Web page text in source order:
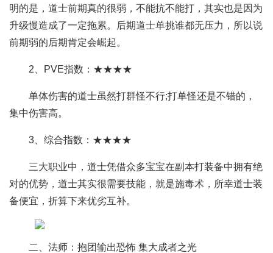
明的是，道士前期真的很弱，不能抗不能打，其实也是因为
升级慢造成了一定拖累。后期道士单挑谁都无压力，所以说
前期弱的后期肯定会崛起。
2、PVE指数：★★★★
单体伤害的道士虽然打群怪不行;打单怪还是不错的，
集中伤害高。
3、综合指数：★★★★
三大职业中，道士凭借众多宝宝在副本打装备中拥有绝
对的优势，道士其实很需要技能，就是施毒术，所幸道士装
备便宜，折算下来优劣互补。
二、法师：抱团输出恐怖 集大成者之光